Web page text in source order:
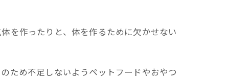
を作ったりと、体を作るために欠かせない
ため不足しないようペットフードやおやつ